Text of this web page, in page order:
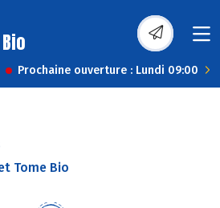
Prochaine ouverture : Lundi 09:00
Tome Bio